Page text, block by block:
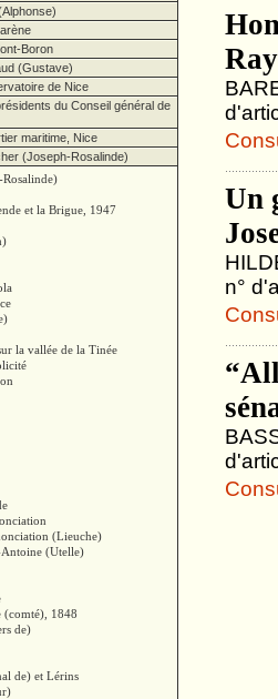
Boron
(Gustave)
de Nice
du Conseil général de
maritime, Nice
(Joseph-Rosalinde)
Rosalinde)
et la Brigue, 1947
la vallée de la Tinée
(Lieuche)
Antoine (Utelle)
(comté), 1848
de)
de) et Lérins
Un
n°